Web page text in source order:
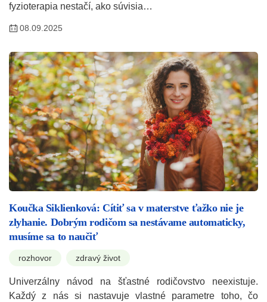
fyzioterapia nestačí, ako súvisia…
08.09.2025
Koučka Siklienková: Cítiť sa v materstve ťažko nie je
zlyhanie. Dobrým rodičom sa nestávame automaticky,
musíme sa to naučiť
rozhovor zdravý život
Univerzálny návod na šťastné rodičovstvo neexistuje.
Každý z nás si nastavuje vlastné parametre toho, čo